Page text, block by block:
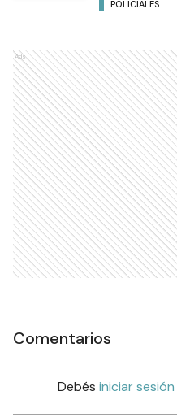
POLICIALES
Ads
Comentarios
Debés iniciar sesión